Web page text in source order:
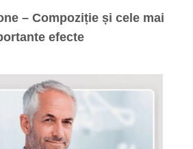
– Compoziție și cele mai
efecte